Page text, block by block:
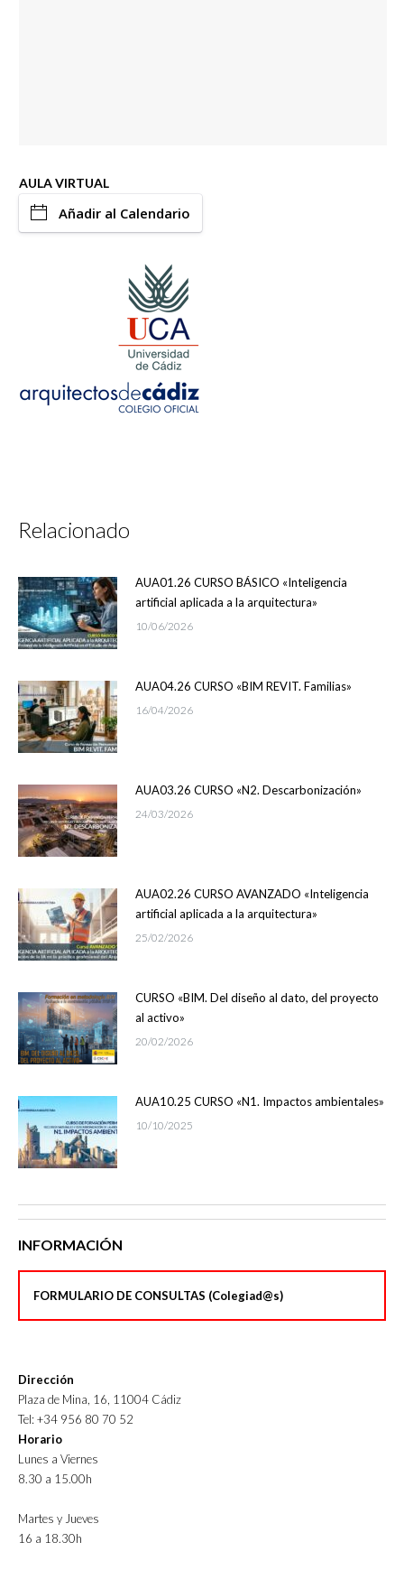
AULA VIRTUAL
Añadir al Calendario
Relacionado
AUA01.26 CURSO BÁSICO «Inteligencia
artificial aplicada a la arquitectura»
10/06/2026
AUA04.26 CURSO «BIM REVIT. Familias»
16/04/2026
AUA03.26 CURSO «N2. Descarbonización»
24/03/2026
AUA02.26 CURSO AVANZADO «Inteligencia
artificial aplicada a la arquitectura»
25/02/2026
CURSO «BIM. Del diseño al dato, del proyecto
al activo»
20/02/2026
AUA10.25 CURSO «N1. Impactos ambientales»
10/10/2025
INFORMACIÓN
FORMULARIO DE CONSULTAS (Colegiad@s)
Dirección
Plaza de Mina, 16, 11004 Cádiz
Tel: +34 956 80 70 52
Horario
Lunes a Viernes
8.30 a 15.00h
Martes y Jueves
16 a 18.30h